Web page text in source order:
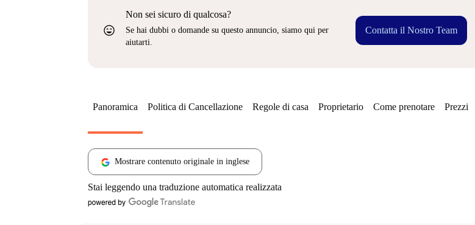
sentiment_very_satisfied
Non sei sicuro di qualcosa?
Se hai dubbi o domande su questo annuncio, siamo qui per
aiutarti.
Contatta il Nostro Team
Panoramica Politica di Cancellazione Regole di casa Proprietario Come prenotare Prezzi
Mostrare contenuto originale in inglese
Stai leggendo una traduzione automatica realizzata